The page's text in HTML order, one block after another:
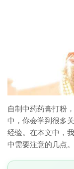
自制中药药膏打粉
中，你会学到很多
经验。在本文中，
中需要注意的几点。